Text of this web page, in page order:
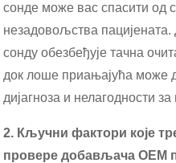
сонде може вас спасити од
незадовољства
сонду обезбеђује тачна
док лоше приањајућа може
дијагноза и нелагодности за
2. Кључни фактори које
провере добављача OEM